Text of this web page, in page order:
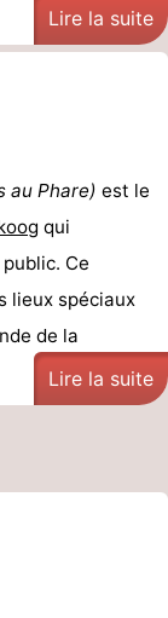
Lire la suite
au Phare) est le
qui
Ce
lieux spéciaux
de la
Lire la suite